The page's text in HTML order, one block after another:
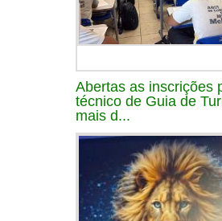
Abertas as inscrições
técnico de Guia de
mais d...